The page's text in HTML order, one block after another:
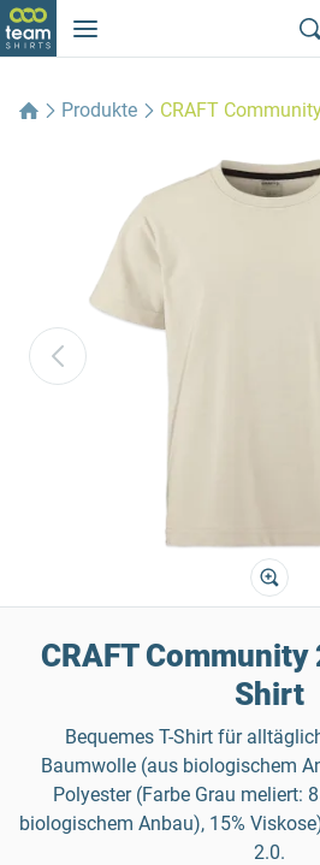
Produkte CRAFT
CRAFT Community
Shirt
Bequemes T-Shirt für
Baumwolle (aus biologischem
Polyester (Farbe Grau meliert:
biologischem Anbau), 15%
2.0.